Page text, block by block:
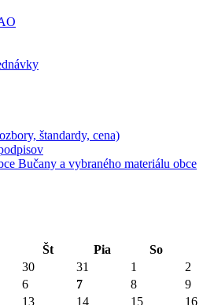
štandardy, cena)
Bučany a vybraného materiálu obce
Št Pia
So
30 31 1
2
6 7 8
9
13 14 15
16